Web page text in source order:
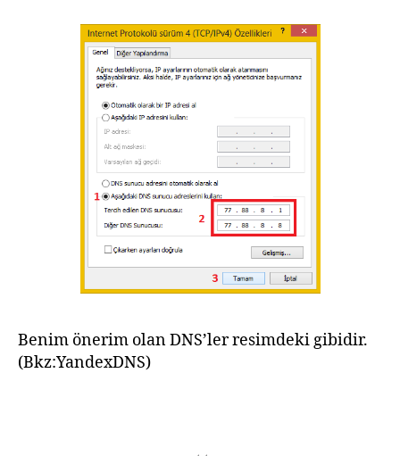
Benim önerim olan DNS’ler resimdeki gibidir.
(Bkz:YandexDNS)